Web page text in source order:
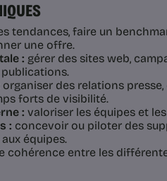
tendances, faire un
une offre.
: gérer des sites web,
organiser des relations
forts de visibilité.
: valoriser les équipes et
: concevoir ou piloter des
équipes.
cohérence entre les